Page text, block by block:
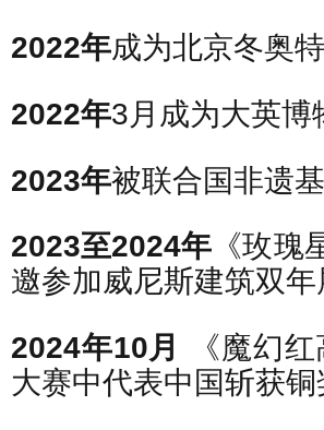
2022年成为北京冬奥
2022年3月成为大英博
2023年被联合国非遗
2023至2024年 《玫
邀参加威尼斯建筑双
2024年10月
《魔幻
大赛中代表中国斩获铜